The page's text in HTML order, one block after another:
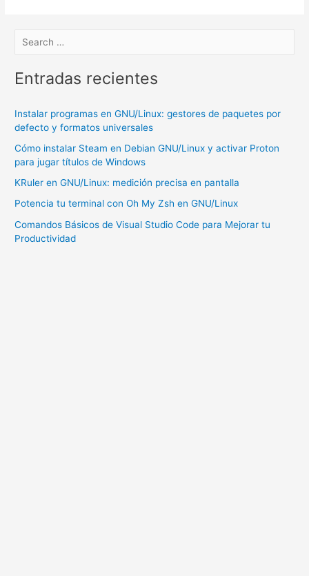
pantalla
Entradas recientes
Instalar programas en GNU/Linux: gestores de paquetes por
defecto y formatos universales
Cómo instalar Steam en Debian GNU/Linux y activar Proton
para jugar títulos de Windows
KRuler en GNU/Linux: medición precisa en pantalla
Potencia tu terminal con Oh My Zsh en GNU/Linux
Comandos Básicos de Visual Studio Code para Mejorar tu
Productividad